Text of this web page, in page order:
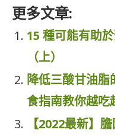
更多文章:
15 種可能有助
（上）
降低三酸甘油
食指南教你越吃
【2022最新】